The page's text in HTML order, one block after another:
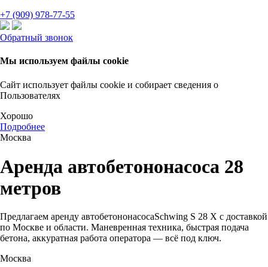
+7 (909) 978-77-55
Обратный звонок
Мы используем файлы cookie
Сайт использует файлы cookie и собирает сведения о
Пользователях
Хорошо
Подробнее
Москва
Аренда автобетононасоса 28
метров
Предлагаем аренду автобетононасосаSchwing S 28 X с доставкой
по Москве и области. Маневренная техника, быстрая подача
бетона, аккуратная работа оператора — всё под ключ.
Москва